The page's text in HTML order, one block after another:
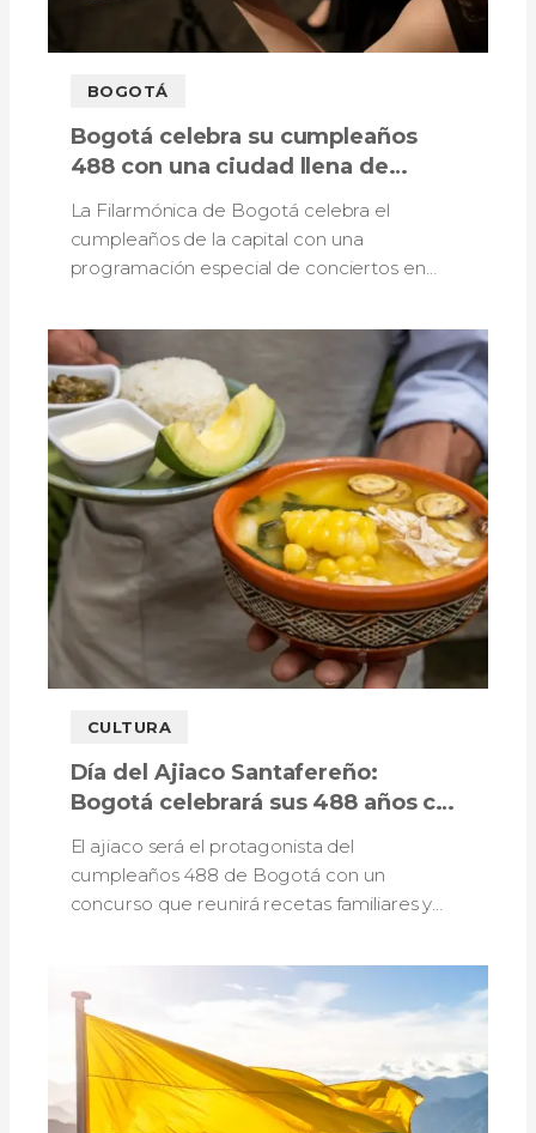
BOGOTÁ
Bogotá celebra su cumpleaños
488 con una ciudad llena de
de la Filarmónica
La Filarmónica de Bogotá celebra el
cumpleaños de la capital con una
programación especial de conciertos en
escenarios.
CULTURA
Día del Ajiaco Santafereño:
Bogotá celebrará sus 488 años con
gastronómico
El ajiaco será el protagonista del
cumpleaños 488 de Bogotá con un
concurso que reunirá recetas familiares y